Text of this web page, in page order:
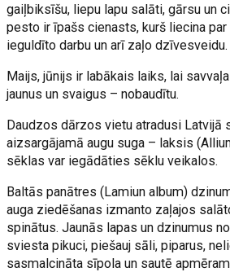
gaiļbiksīšu, liepu lapu salāti, gārsu un
pesto ir īpašs cienasts, kurš liecina
ieguldīto darbu un arī zaļo dzīvesveidu.
Maijs, jūnijs ir labākais laiks, lai
jaunus un svaigus – nobaudītu.
Daudzos dārzos vietu atradusi Latvijā
aizsargājamā augu suga – laksis
sēklas var iegādāties sēklu veikalos.
Baltās panātres (Lamiun album)
auga ziedēšanas izmanto zaļajos
spinātus. Jaunās lapas un dzinumus
sviesta pikuci, piešauj sāli, piparus,
sasmalcināta sīpola un sautē